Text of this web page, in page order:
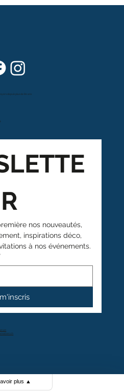
depuis plus de 80 ans
40
R
nos nouveautés,
inspirations déco,
à nos événements.
clientsplus ▲